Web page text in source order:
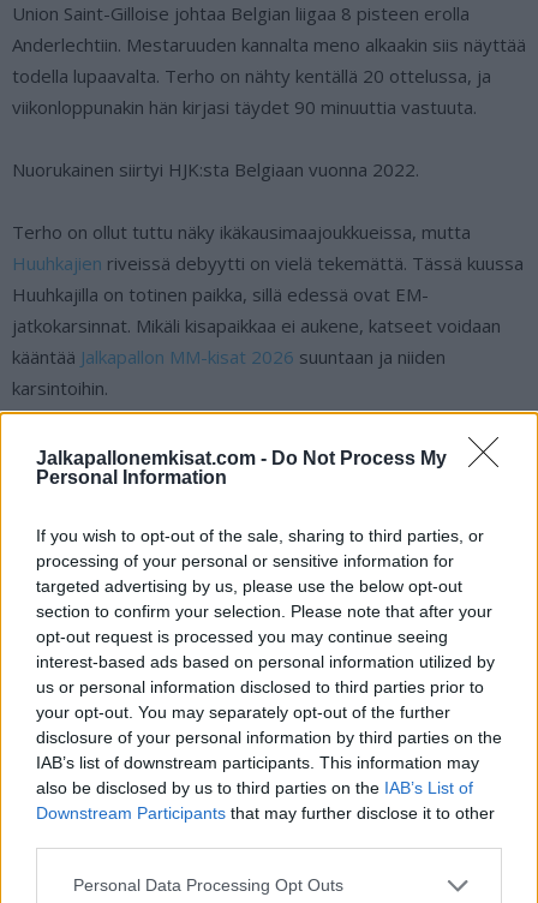
Jalkapallonemkisat.com - Do Not Process My
Personal Information
If you wish to opt-out of the sale, sharing to third parties, or
processing of your personal or sensitive information for
targeted advertising by us, please use the below opt-out
section to confirm your selection. Please note that after your
opt-out request is processed you may continue seeing
interest-based ads based on personal information utilized by
us or personal information disclosed to third parties prior to
your opt-out. You may separately opt-out of the further
disclosure of your personal information by third parties on the
IAB’s list of downstream participants. This information may
also be disclosed by us to third parties on the IAB’s List of
Downstream Participants that may further disclose it to other
Personal Data Processing Opt Outs
Union Saint-Gilloise johtaa Belgian liigaa 8 pisteen erolla
Anderlechtiin. Mestaruuden kannalta meno alkaakin siis näyttää
todella lupaavalta. Terho on nähty kentällä 20 ottelussa, ja
viikonloppunakin hän kirjasi täydet 90 minuuttia vastuuta.
Nuorukainen siirtyi HJK:sta Belgiaan vuonna 2022.
Terho on ollut tuttu näky ikäkausimaajoukkueissa, mutta
Huuhkajien riveissä debyytti on vielä tekemättä. Tässä kuussa
Huuhkajilla on totinen paikka, sillä edessä ovat EM-
jatkokarsinnat. Mikäli kisapaikkaa ei aukene, katseet voidaan
kääntää Jalkapallon MM-kisat 2026 suuntaan ja niiden
karsintoihin.
Casper Terho viimeisteli komean osuman:
https://twitter.com/ElevenBeNL/status/1764065164205179
328
Mikäli video ei näy, voit katsoa senX:ssä.